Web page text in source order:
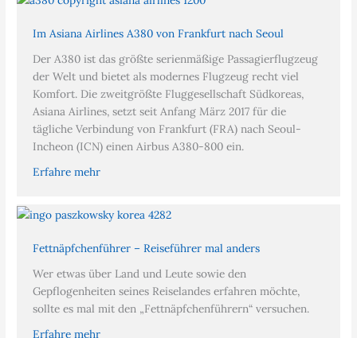
Im Asiana Airlines A380 von Frankfurt nach Seoul
Der A380 ist das größte serienmäßige Passagierflugzeug
der Welt und bietet als modernes Flugzeug recht viel
Komfort. Die zweitgrößte Fluggesellschaft Südkoreas,
Asiana Airlines, setzt seit Anfang März 2017 für die
tägliche Verbindung von Frankfurt (FRA) nach Seoul-
Incheon (ICN) einen Airbus A380-800 ein.
Erfahre mehr
Fettnäpfchenführer – Reiseführer mal anders
Wer etwas über Land und Leute sowie den
Gepflogenheiten seines Reiselandes erfahren möchte,
sollte es mal mit den „Fettnäpfchenführern“ versuchen.
Erfahre mehr